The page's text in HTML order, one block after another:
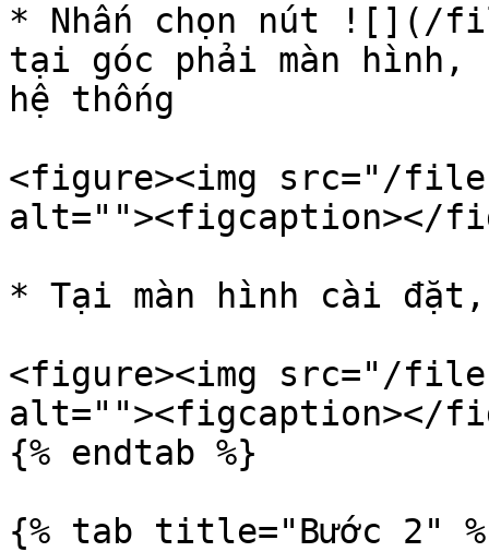
* Nhấn chọn nút ![](/
tại góc phải màn hình,
hệ thống
<figure><img src="/files/
alt=""><figcaption></
* Tại màn hình cài đặt,
<figure><img src="/files/
alt=""><figcaption></
{% endtab %}
{% tab title="Bước 2"